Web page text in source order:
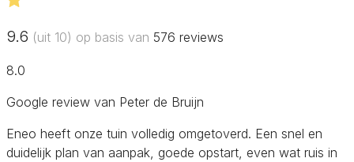
9.6 (uit 10) op basis van 576 reviews
8.0
Google review van Peter de Bruijn
Eneo heeft onze tuin volledig omgetoverd. Een snel en
duidelijk plan van aanpak, goede opstart, even wat ruis in